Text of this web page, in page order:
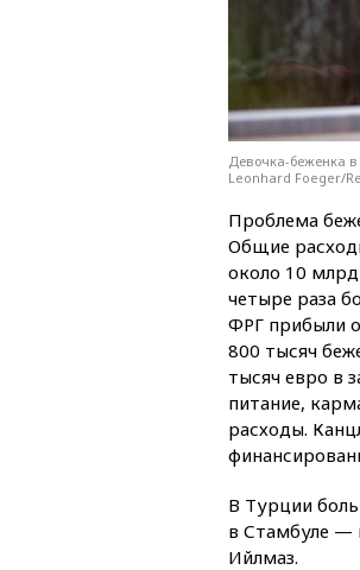
Девочка-беженка
Leonhard Foeger/
Проблема
Общие
около 10
четыре раза
ФРГ прибыли
800 тысяч
тысяч евро в
питание,
расходы.
В Турции
в Стамбуле —
Ийлмаз.